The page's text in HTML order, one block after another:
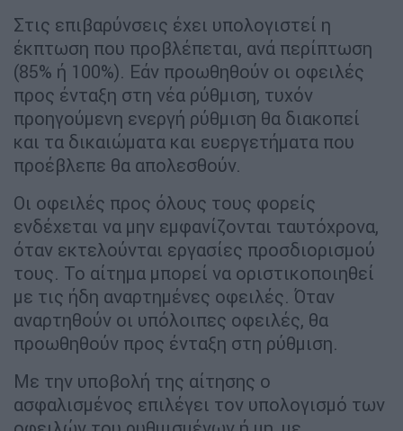
Στις επιβαρύνσεις έχει υπολογιστεί η
έκπτωση που προβλέπεται, ανά περίπτωση
(85% ή 100%). Εάν προωθηθούν οι οφειλές
προς ένταξη στη νέα ρύθμιση, τυχόν
προηγούμενη ενεργή ρύθμιση θα διακοπεί
και τα δικαιώματα και ευεργετήματα που
προέβλεπε θα απολεσθούν.
Οι οφειλές προς όλους τους φορείς
ενδέχεται να μην εμφανίζονται ταυτόχρονα,
όταν εκτελούνται εργασίες προσδιορισμού
τους. Το αίτημα μπορεί να οριστικοποιηθεί
με τις ήδη αναρτημένες οφειλές. Όταν
αναρτηθούν οι υπόλοιπες οφειλές, θα
προωθηθούν προς ένταξη στη ρύθμιση.
Με την υποβολή της αίτησης ο
ασφαλισμένος επιλέγει τον υπολογισμό των